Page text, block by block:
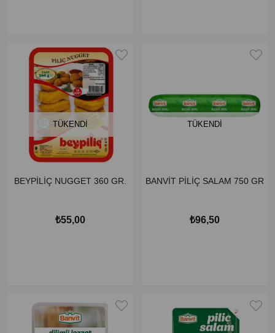
TÜKENDI
BEYPİLİÇ NUGGET 360 GR.
₺55,00
TÜKENDI
BANVİT PİLİÇ SALAM 750 GR
₺96,50